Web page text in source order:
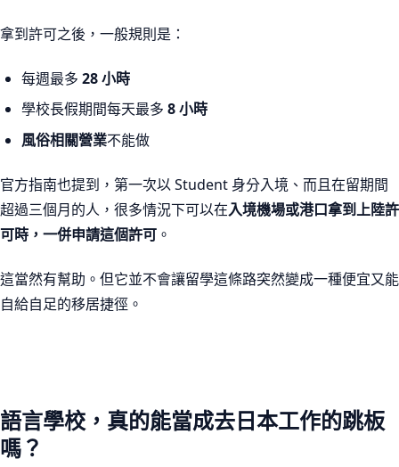
拿到許可之後，一般規則是：
每週最多 28 小時
學校長假期間每天最多 8 小時
風俗相關營業不能做
官方指南也提到，第一次以 Student 身分入境、而且在留期間
超過三個月的人，很多情況下可以在入境機場或港口拿到上陸許
可時，一併申請這個許可 。
這當然有幫助。但它並不會讓留學這條路突然變成一種便宜又能
自給自足的移居捷徑。
語言學校，真的能當成去日本工作的跳板
嗎？